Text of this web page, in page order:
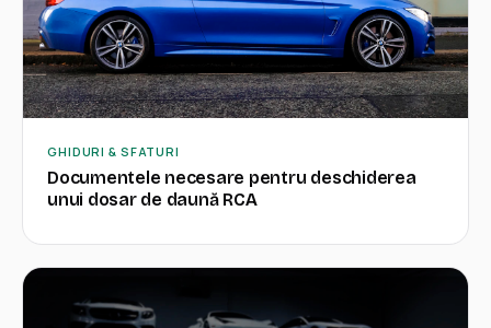
GHIDURI & SFATURI
Documentele necesare pentru deschiderea
unui dosar de daună RCA